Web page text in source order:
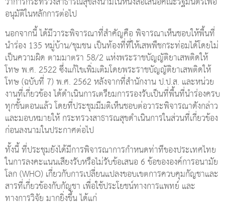
อนุมัติในหลักการต่อไป
นอกจากนี้ ได้มีวาระพิจารณาที่สำคัญคือ พิจารณาเห็นชอบให้พื้นที่
นำร่อง 135 หมู่บ้าน/ชุมชน เป็นท้องที่ที่ให้เสพพืชกระท่อมได้โดยไม่
เป็นความผิด ตามมาตรา 58/2 แห่งพระราชบัญญัติยาเสพติดให้
โทษ พ.ศ. 2522 ซึ่งแก้ไขเพิ่มเติมโดยพระราชบัญญัติยาเสพติดให้
โทษ (ฉบับที่ 7) พ.ศ. 2562 หลังจากที่สำนักงาน ป.ป.ส. และหน่วย
งานที่เกี่ยวข้อง ได้ดำเนินการเตรียมการรองรับเป็นที่พื้นที่นำร่องครบ
ทุกขั้นตอนแล้ว โดยที่ประชุมมีมติเห็นชอบต่อวาระพิจารณาดังกล่าว
และมอบหมายให้ กระทรวงสาธารณสุขดำเนินการในส่วนที่เกี่ยวข้อง
ก่อนลงนามในประกาศต่อไป
ทั้งนี้ ที่ประชุมยังได้มีการพิจารณาการกำหนดท่าทีของประเทศไทย
ในการลงคะแนนเสียงรับหรือไม่รับข้อเสนอ 6 ข้อขององค์การอนามัย
โลก (WHO) เกี่ยวกับการเปลี่ยนแปลงขอบเขตการควบคุมกัญชาและ
สารที่เกี่ยวข้องกับกัญชา เพื่อใช้ประโยชน์ทางการแพทย์ และ
ทางการวิจัย มากยิ่งขึ้น ได้แก่